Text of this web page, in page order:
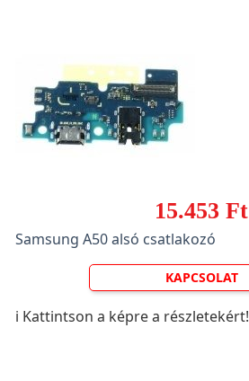
15.453 Ft
Samsung A50 alsó csatlakozó
KAPCSOLAT
ℹ️ Kattintson a képre a részletekért!